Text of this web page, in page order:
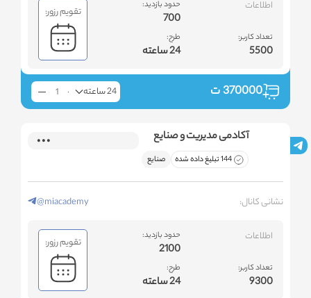
اطلاعات
تعداد کاربر:
5500
حدود بازدید:
700
طرح:
24 ساعته
تقویم رزور:
370000ت 24 ساعته
آکادمی مدیریت و صنایع
144 تبلیغ داده شده صنایع
نشانی کانال: @miacademy
اطلاعات
تعداد کاربر:
9300
حدود بازدید:
2100
طرح:
24 ساعته
تقویم رزور: